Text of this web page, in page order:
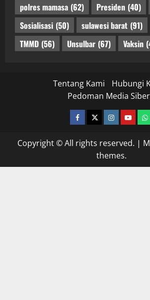
polres mamasa (62) Presiden (40)
Sosialisasi (50) sulawesi barat (91)
TMMD (56) Unsulbar (67) Vaksin
Tentang Kami
Hubungi
Pedoman Media Siber
facebooktwitter youtube
Copyright © All rights reserved. |
themes.